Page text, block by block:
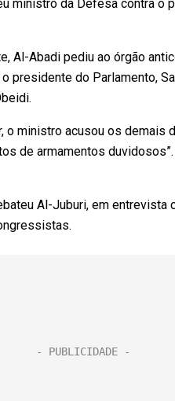
ministro da Defesa contra o
Al-Abadi pediu ao órgão
presidente do Parlamento,
o ministro acusou os
de armamentos
Al-Juburi, em